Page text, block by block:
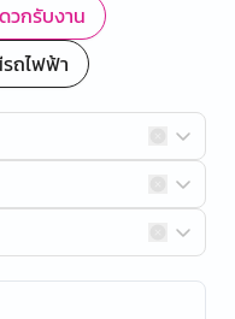
วกรับงาน
ถไฟฟ้า